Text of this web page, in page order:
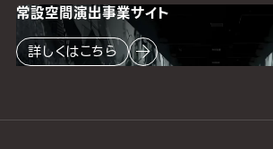
常設空間演出事業サイト
詳しくはこちら